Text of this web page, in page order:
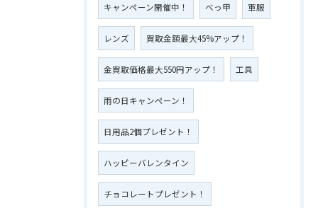
キャンペーン開催中！ べっ甲 軍服
レンズ 買取金額最大45%アップ！
金買取価格最大550円アップ！ 工具
雨の日キャンペーン！
日用品2個プレゼント！
ハッピーバレンタイン
チョコレートプレゼント！